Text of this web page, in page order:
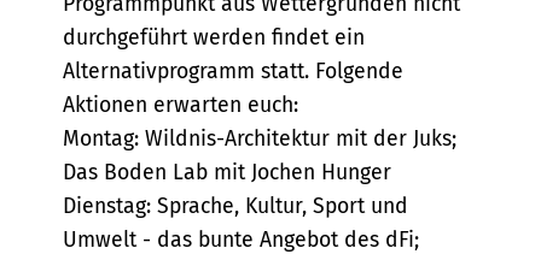
durchgeführt werden findet ein
Alternativprogramm statt. Folgende
Aktionen erwarten euch:
Montag: Wildnis-Architektur mit der Juks;
Das Boden Lab mit Jochen Hunger
Dienstag: Sprache, Kultur, Sport und
Umwelt - das bunte Angebot des dFi;